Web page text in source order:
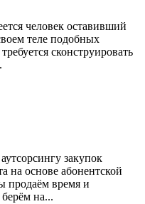
человек оставивший
теле подобных
сконструировать
закупок
на основе абонентской
продаём время и
на...